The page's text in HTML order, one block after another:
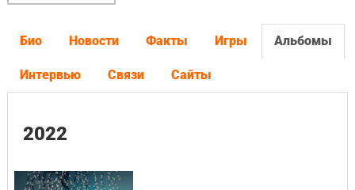
Био Новости Факты Игры Альбомы
Интервью Связи Сайты
2022